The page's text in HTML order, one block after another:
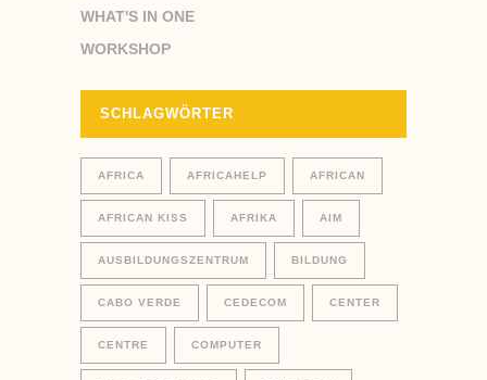
WHAT'S IN ONE
WORKSHOP
SCHLAGWÖRTER
AFRICA AFRICAHELP AFRICAN
AFRICAN KISS AFRIKA AIM
AUSBILDUNGSZENTRUM BILDUNG
CABO VERDE CEDECOM CENTER
CENTRE COMPUTER